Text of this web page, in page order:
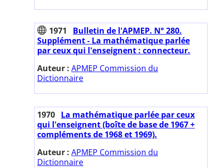
1971
Bulletin de l'APMEP. N° 280.
Supplément - La mathématique parlée
par ceux qui l'enseignent : connecteur.
Auteur : APMEP Commission du
Dictionnaire
1970 La mathématique parlée par ceux
qui l'enseignent (boîte de base de 1967 +
compléments de 1968 et 1969).
Auteur : APMEP Commission du
Dictionnaire